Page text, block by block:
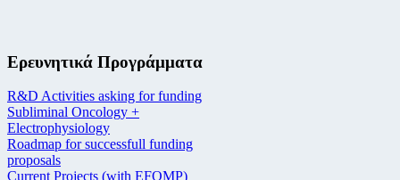
Ερευνητικά Προγράμματα
R&D Activities asking for funding
Subliminal Oncology +
Electrophysiology
Roadmap for successfull funding
proposals
Current Projects (with EFOMP)